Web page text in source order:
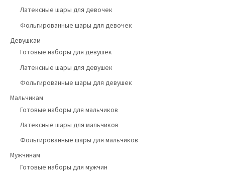
Латексные шары для девочек
Фольгированные шары для девочек
Девушкам
Готовые наборы для девушек
Латексные шары для девушек
Фольгированные шары для девушек
Мальчикам
Готовые наборы для мальчиков
Латексные шары для мальчиков
Фольгированные шары для мальчиков
Мужчинам
Готовые наборы для мужчин